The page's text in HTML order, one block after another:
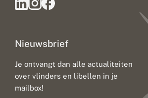
Nieuwsbrief
Je ontvangt dan alle actualiteiten
over vlinders en libellen in je
mailbox!